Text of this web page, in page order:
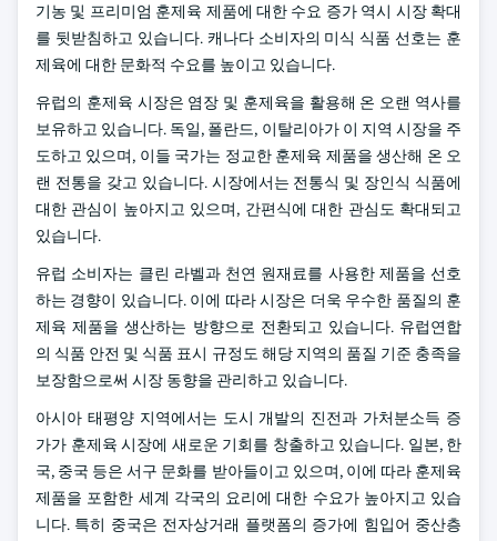
기농 및 프리미엄 훈제육 제품에 대한 수요 증가 역시 시장 확대
를 뒷받침하고 있습니다. 캐나다 소비자의 미식 식품 선호는 훈
제육에 대한 문화적 수요를 높이고 있습니다.
유럽의 훈제육 시장은 염장 및 훈제육을 활용해 온 오랜 역사를
보유하고 있습니다. 독일, 폴란드, 이탈리아가 이 지역 시장을 주
도하고 있으며, 이들 국가는 정교한 훈제육 제품을 생산해 온 오
랜 전통을 갖고 있습니다. 시장에서는 전통식 및 장인식 식품에
대한 관심이 높아지고 있으며, 간편식에 대한 관심도 확대되고
있습니다.
유럽 소비자는 클린 라벨과 천연 원재료를 사용한 제품을 선호
하는 경향이 있습니다. 이에 따라 시장은 더욱 우수한 품질의 훈
제육 제품을 생산하는 방향으로 전환되고 있습니다. 유럽연합
의 식품 안전 및 식품 표시 규정도 해당 지역의 품질 기준 충족을
보장함으로써 시장 동향을 관리하고 있습니다.
아시아 태평양 지역에서는 도시 개발의 진전과 가처분소득 증
가가 훈제육 시장에 새로운 기회를 창출하고 있습니다. 일본, 한
국, 중국 등은 서구 문화를 받아들이고 있으며, 이에 따라 훈제육
제품을 포함한 세계 각국의 요리에 대한 수요가 높아지고 있습
니다. 특히 중국은 전자상거래 플랫폼의 증가에 힘입어 중산층